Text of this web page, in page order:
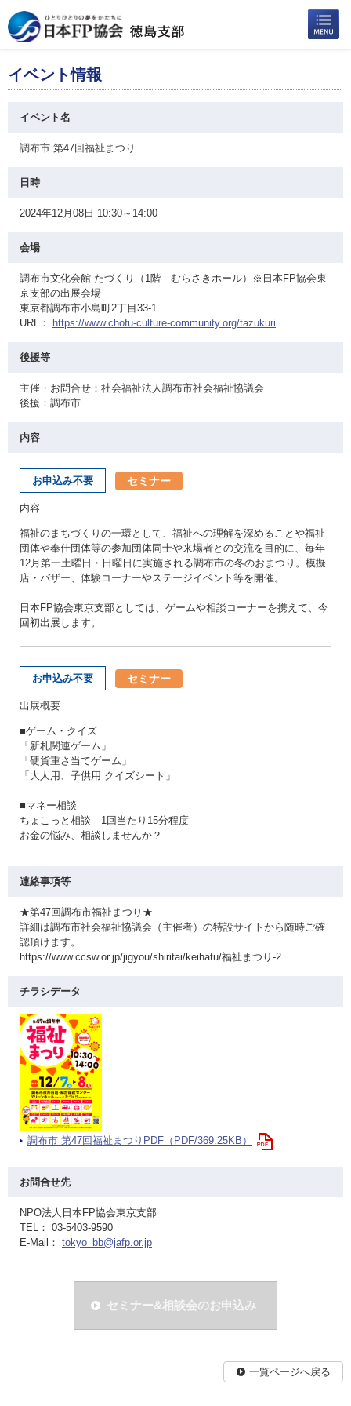
イベント情報
イベント名
調布市 第47回福祉まつり
日時
2024年12月08日 10:30～14:00
会場
調布市文化会館 たづくり（1階 むらさきホール）※日本FP協会東
京支部の出展会場
東京都調布市小島町2丁目33-1
URL：
https://www.chofu-culture-community.org/tazukuri
後援等
主催・お問合せ：社会福祉法人調布市社会福祉協議会
後援：調布市
内容
お申込み不要 セミナー
内容
福祉のまちづくりの一環として、福祉への理解を深めることや福祉
団体や奉仕団体等の参加団体同士や来場者との交流を目的に、毎年
12月第一土曜日・日曜日に実施される調布市の冬のおまつり。模擬
店・バザー、体験コーナーやステージイベント等を開催。
日本FP協会東京支部としては、ゲームや相談コーナーを携えて、今
回初出展します。
お申込み不要 セミナー
出展概要
■ゲーム・クイズ
「新札関連ゲーム」
「硬貨重さ当てゲーム」
「大人用、子供用 クイズシート」
■マネー相談
ちょこっと相談 1回当たり15分程度
お金の悩み、相談しませんか？
連絡事項等
★第47回調布市福祉まつり★
詳細は調布市社会福祉協議会（主催者）の特設サイトから随時ご確
認頂けます。
https://www.ccsw.or.jp/jigyou/shiritai/keihatu/福祉まつり-2
チラシデータ
調布市 第47回福祉まつりPDF（PDF/369.25KB）
お問合せ先
NPO法人日本FP協会東京支部
TEL： 03-5403-9590
E-Mail： tokyo_bb@jafp.or.jp
セミナー&相談会のお申込み
一覧ページへ戻る